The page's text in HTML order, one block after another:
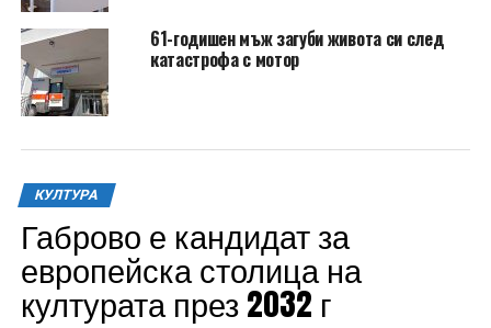
61-годишен мъж загуби живота си след
катастрофа с мотор
КУЛТУРА
Габрово е кандидат за
европейска столица на
културата през 2032 г